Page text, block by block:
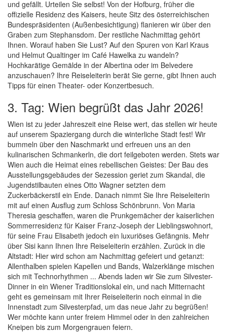
und gefällt. Urteilen Sie selbst! Von der Hofburg, früher die
offizielle Residenz des Kaisers, heute Sitz des österreichischen
Bundespräsidenten (Außenbesichtigung) flanieren wir über den
Graben zum Stephansdom. Der restliche Nachmittag gehört
Ihnen. Worauf haben Sie Lust? Auf den Spuren von Karl Kraus
und Helmut Qualtinger im Café Hawelka zu wandeln?
Hochkarätige Gemälde in der Albertina oder im Belvedere
anzuschauen? Ihre Reiseleiterin berät Sie gerne, gibt Ihnen auch
Tipps für einen Theater- oder Konzertbesuch.
3. Tag: Wien begrüßt das Jahr 2026!
Wien ist zu jeder Jahreszeit eine Reise wert, das stellen wir heute
auf unserem Spaziergang durch die winterliche Stadt fest! Wir
bummeln über den Naschmarkt und erfreuen uns an den
kulinarischen Schmankerln, die dort feilgeboten werden. Stets war
Wien auch die Heimat eines rebellischen Geistes: Der Bau des
Ausstellungsgebäudes der Sezession geriet zum Skandal, die
Jugendstilbauten eines Otto Wagner setzten dem
Zuckerbäckerstil ein Ende. Danach nimmt Sie Ihre Reiseleiterin
mit auf einen Ausflug zum Schloss Schönbrunn. Von Maria
Theresia geschaffen, waren die Prunkgemächer der kaiserlichen
Sommerresidenz für Kaiser Franz-Joseph der Lieblingswohnort,
für seine Frau Elisabeth jedoch ein luxuriöses Gefängnis. Mehr
über Sisi kann Ihnen Ihre Reiseleiterin erzählen. Zurück in die
Altstadt: Hier wird schon am Nachmittag gefeiert und getanzt:
Allenthalben spielen Kapellen und Bands, Walzerklänge mischen
sich mit Technorhythmen ... Abends laden wir Sie zum Silvester-
Dinner in ein Wiener Traditionslokal ein, und nach Mitternacht
geht es gemeinsam mit Ihrer Reiseleiterin noch einmal in die
Innenstadt zum Silvesterpfad, um das neue Jahr zu begrüßen!
Wer möchte kann unter freiem Himmel oder in den zahlreichen
Kneipen bis zum Morgengrauen feiern.